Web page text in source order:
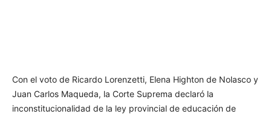
Con el voto de Ricardo Lorenzetti, Elena Highton de Nolasco y
Juan Carlos Maqueda, la Corte Suprema declaró la
inconstitucionalidad de la ley provincial de educación de